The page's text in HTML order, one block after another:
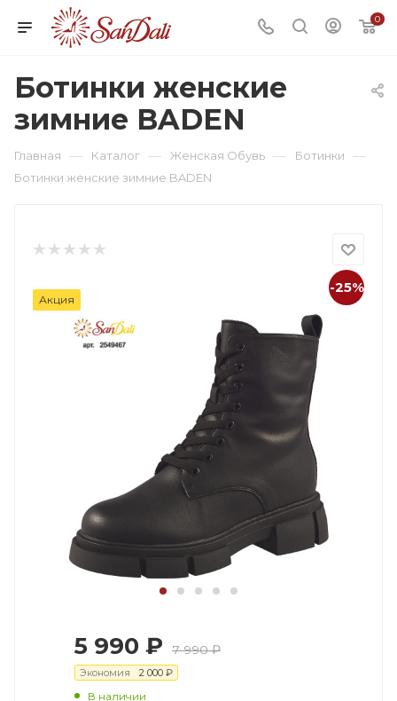
0
Ботинки женские
зимние BADEN
Главная — Каталог — Женская Обувь — Ботинки —
Ботинки женские зимние BADEN
-25%
Акция
5 990 ₽ 7 990₽
Экономия 2 000 ₽
В наличии